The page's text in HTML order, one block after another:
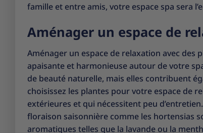
famille et entre amis, votre espace spa sera
Aménager un espace de
Aménager un espace de relaxation avec
apaisante et harmonieuse autour de votre
de beauté naturelle, mais elles contribuent
choisissez les plantes pour votre espace de
extérieures et qui nécessitent peu
floraison saisonnière comme les hortensias
aromatiques telles que la lavande ou la